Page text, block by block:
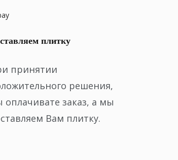
плитку
принятии
решения,
оплачивате заказ, а мы
Вам плитку.